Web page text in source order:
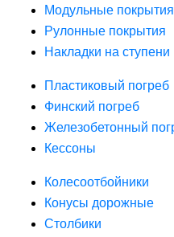
Модульные покрытия
Рулонные покрытия
Накладки на ступени
Пластиковый погреб
Финский погреб
Железобетонный
Кессоны
Колесоотбойники
Конусы дорожные
Столбики